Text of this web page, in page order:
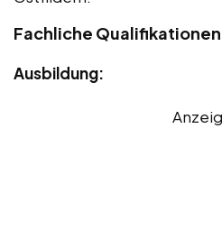
Fachliche Qualifikationen
Ausbildung: